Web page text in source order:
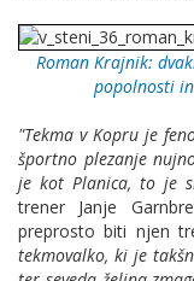
Roman Krajnik:
popolnosti
"Tekma v Kopru je
športno plezanje
je kot Planica, to je
trener Janje
preprosto biti njen
tekmovalko, ki je